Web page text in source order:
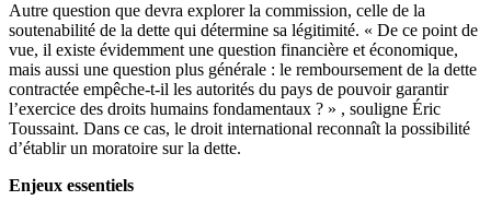
Autre question que devra explorer la commission, celle de la
soutenabilité de la dette qui détermine sa légitimité. « De ce point de
vue, il existe évidemment une question financière et économique,
mais aussi une question plus générale : le remboursement de la dette
contractée empêche-t-il les autorités du pays de pouvoir garantir
l’exercice des droits humains fondamentaux ? » , souligne Éric
Toussaint. Dans ce cas, le droit international reconnaît la possibilité
d’établir un moratoire sur la dette.
Enjeux essentiels